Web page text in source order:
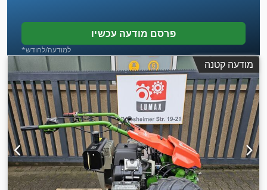
פרסם מודעה עכשיו
*למודעה/לחודש
מודעה קטנה